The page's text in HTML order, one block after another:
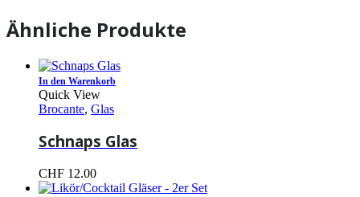
Ähnliche Produkte
In den Warenkorb
Quick View
Brocante, Glas
Schnaps Glas
CHF 12.00